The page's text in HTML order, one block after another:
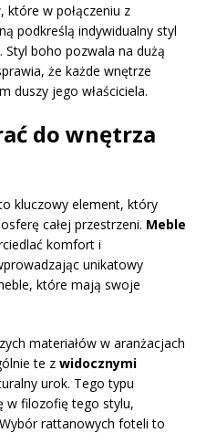
w połączeniu z
podkreślą indywidualny styl
boho pozwala na dużą
że każde wnętrze
duszy jego właściciela.
do wnętrza
kluczowy element, który
całej przestrzeni. Meble
komfort i
unikatowy
które mają swoje
materiałów w aranżacjach
te z widocznymi
urok. Tego typu
w filozofię tego stylu,
rattanowych foteli to